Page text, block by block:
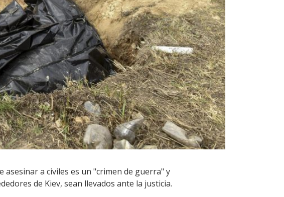
asesinar a civiles es un "crimen de guerra" y
de Kiev, sean llevados ante la justicia.